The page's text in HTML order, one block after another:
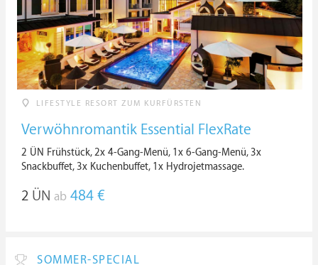
LIFESTYLE RESORT ZUM KURFÜRSTEN
Verwöhnromantik Essential FlexRate
2 ÜN Frühstück, 2x 4-Gang-Menü, 1x 6-Gang-Menü, 3x
Snackbuffet, 3x Kuchenbuffet, 1x Hydrojetmassage.
2 ÜN ab 484 €
SOMMER-SPECIAL